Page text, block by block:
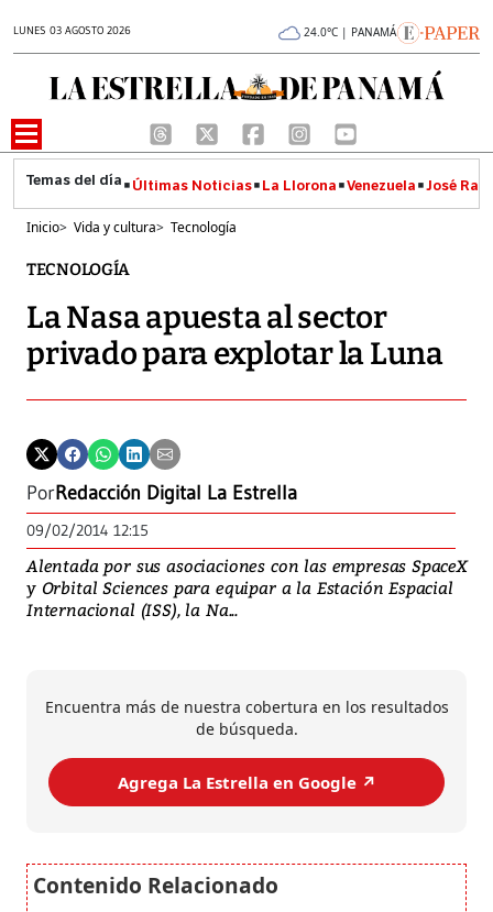
LUNES 03 AGOSTO 2026 24.0°C | PANAMÁ
Últimas Noticias La Llorona Venezuela José
Inicio> Vida y cultura> Tecnología
TECNOLOGÍA
La Nasa apuesta al sector
privado para explotar la Luna
PorRedacción Digital La Estrella
09/02/2014 12:15
Alentada por sus asociaciones con las empresas SpaceX
y Orbital Sciences para equipar a la Estación Espacial
Internacional (ISS), la Na...
Encuentra más de nuestra cobertura en los resultados
de búsqueda.
Agrega La Estrella en Google ↗️